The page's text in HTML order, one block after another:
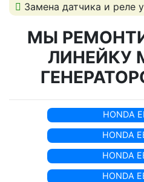
Замена датчика и реле
МЫ
ЛИНЕЙКУ
HONDA
HONDA
HONDA
HONDA